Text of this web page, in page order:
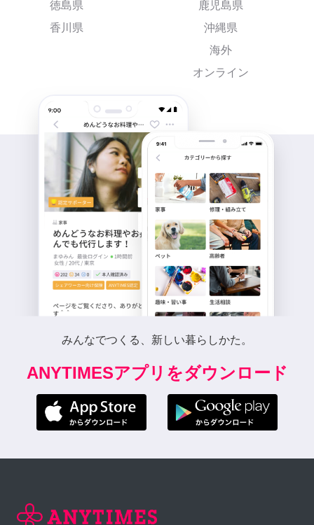
徳島県
香川県
鹿児島県
沖縄県
海外
オンライン
みんなでつくる、新しい暮らしかた。
ANYTIMESアプリをダウンロード